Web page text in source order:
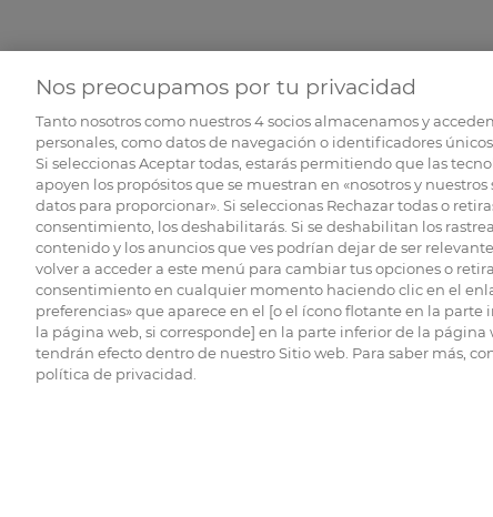
Nos preocupamos por tu privacidad
Tanto nosotros como nuestros4socios almacenamos y
personales, como datos de navegación o identificadores
Si seleccionas Aceptar todas, estarás permitiendo que las
apoyen los propósitos que se muestran en «nosotros y nuestros
datos para proporcionar». Si seleccionas Rechazar todas o
consentimiento, los deshabilitarás. Si se deshabilitan los
contenido y los anuncios que ves podrían dejar de ser
volver a acceder a este menú para cambiar tus opciones o
consentimiento en cualquier momento haciendo clic en el
preferencias» que aparece en el [o el ícono flotante en la
la página web, si corresponde] en la parte inferior de la página
tendrán efecto dentro de nuestro Sitio web. Para saber más,
política de privacidad.